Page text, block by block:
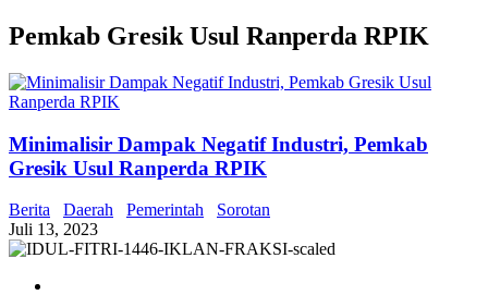
Pemkab Gresik Usul Ranperda RPIK
Minimalisir Dampak Negatif Industri, Pemkab
Gresik Usul Ranperda RPIK
Berita Daerah Pemerintah
Sorotan
Juli 13, 2023